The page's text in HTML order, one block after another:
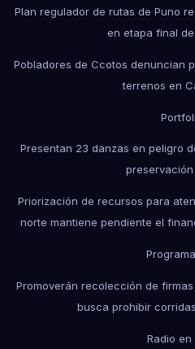
Plan regulador de rutas de Puno
en etapa final
Pobladores de Ccotos denuncian
terrenos en
Presentan 23 danzas en peligro
preservación
Priorización de recursos para
norte mantiene pendiente el
Promoverán recolección de
busca prohibir
Radio en